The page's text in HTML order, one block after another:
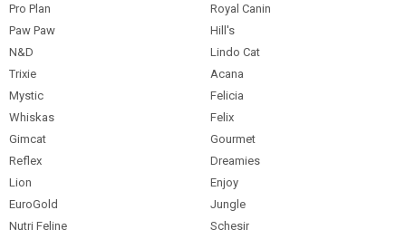
Pro Plan
Royal Canin
Paw Paw
Hill's
N&D
Lindo Cat
Trixie
Acana
Mystic
Felicia
Whiskas
Felix
Gimcat
Gourmet
Reflex
Dreamies
Lion
Enjoy
EuroGold
Jungle
Nutri Feline
Schesir